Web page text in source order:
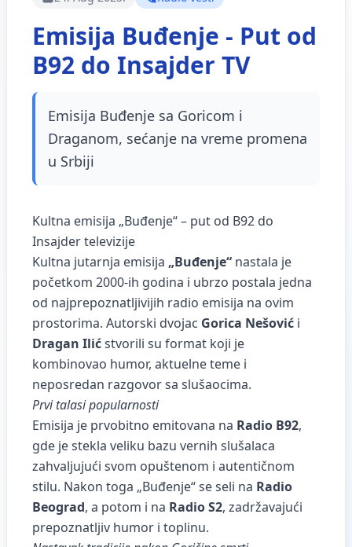
Emisija Buđenje - Put od
B92 do Insajder TV
Emisija Buđenje sa Goricom i
Draganom, sećanje na vreme promena
u Srbiji
Kultna emisija „Buđenje“ – put od B92 do
Insajder televizije
Kultna jutarnja emisija „Buđenje“ nastala je
početkom 2000-ih godina i ubrzo postala jedna
od najprepoznatljivijih radio emisija na ovim
prostorima. Autorski dvojac Gorica Nešović i
Dragan Ilićstvorili su format koji je
kombinovao humor, aktuelne teme i
neposredan razgovor sa slušaocima.
Prvi talasi popularnosti
Emisija je prvobitno emitovana na Radio B92,
gde je stekla veliku bazu vernih slušalaca
zahvaljujući svom opuštenom i autentičnom
stilu. Nakon toga „Buđenje“ se seli na Radio
Beograd, a potom i na Radio S2, zadržavajući
prepoznatljiv humor i toplinu.